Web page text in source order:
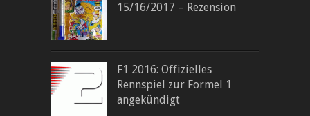
15/16/2017 – Rezension
F1 2016: Offizielles
Rennspiel zur Formel 1
angekündigt